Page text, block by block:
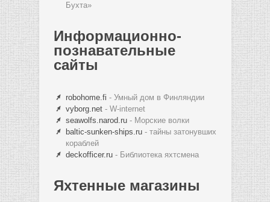
Бухта»
Информационно-
познавательные
сайты
robohome.fi - Умный дом в Финляндии
vyborg.net- W-internet
seawolfs.narod.ru- Морские волки
baltic-sunken-ships.ru- тайны затонувших
кораблей
deckofficer.ru- Библиотека яхтсмена
Яхтенные магазины